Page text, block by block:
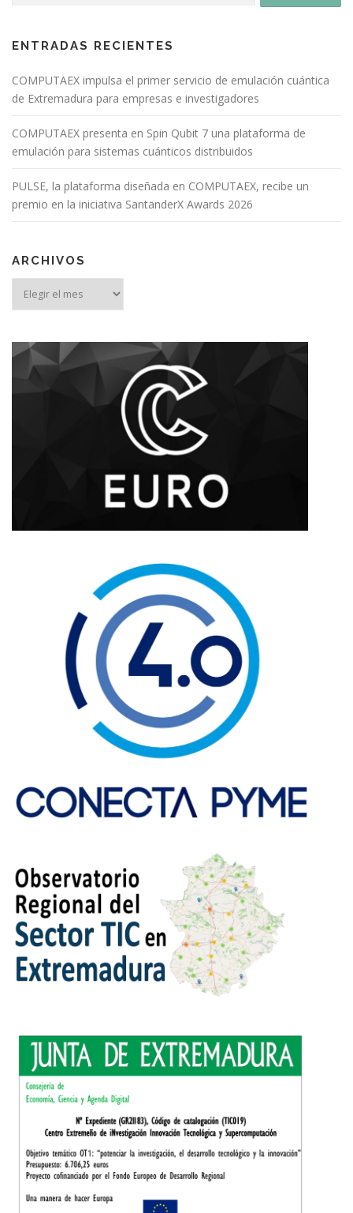
ENTRADAS RECIENTES
COMPUTAEX impulsa el primer servicio de emulación cuántica
de Extremadura para empresas e investigadores
COMPUTAEX presenta en Spin Qubit 7 una plataforma de
emulación para sistemas cuánticos distribuidos
PULSE, la plataforma diseñada en COMPUTAEX, recibe un
premio en la iniciativa SantanderX Awards 2026
ARCHIVOS